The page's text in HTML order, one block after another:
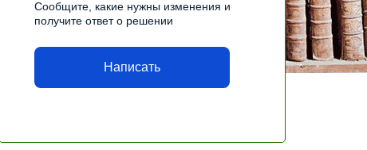
Сообщите, какие нужны изменения и
получите ответ о решении
Написать